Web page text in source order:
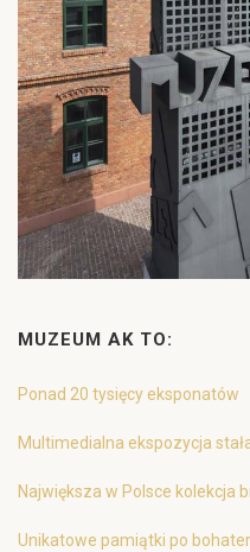
MUZEUM AK TO:
Ponad 20 tysięcy eksponatów
Multimedialna ekspozycja
Największa w Polsce kolekcja
Unikatowe pamiątki po